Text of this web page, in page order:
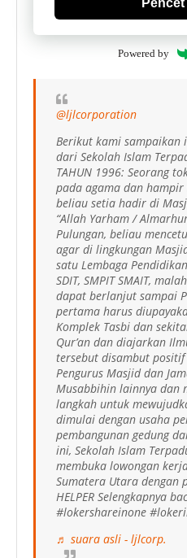
Powered by
@ljlcorporation
Berikut kami sampaikan
dari Sekolah Islam
TAHUN 1996: Seorang
pada agama dan
beliau setia hadir di
“Allah Yarham /
Pulungan, beliau
agar di lingkungan
satu Lembaga
SDIT, SMPIT SMAIT,
dapat berlanjut sampai
pertama harus
Komplek Tasbi dan
Qur’an dan diajarkan
tersebut disambut
Pengurus Masjid dan
Musabbihin lainnya dan
langkah untuk
dimulai dengan usaha
pembangunan gedung
ini, Sekolah Islam
membuka lowongan
Sumatera Utara dengan
HELPER Selengkapnya
#lokershareinone
♬ suara asli - ljlcorp.